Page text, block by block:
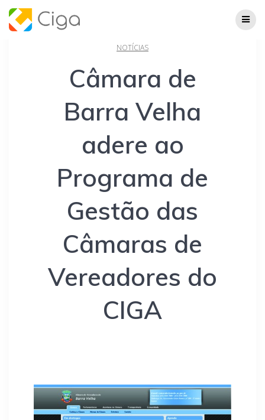
NOTÍCIAS
Câmara de
Barra Velha
adere ao
Programa de
Gestão das
Câmaras de
Vereadores do
CIGA